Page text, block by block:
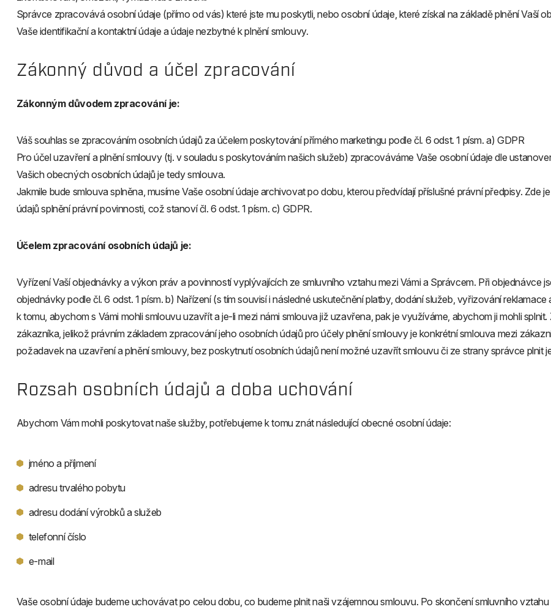
Správce zpracovává osobní údaje (přímo od vás) které jste mu poskytli, nebo osobní údaje, které získal na základě plnění Vaší
Vaše identifikační a kontaktní údaje a údaje nezbytné k plnění smlouvy.
Zákonný důvod a účel zpracování
Zákonným důvodem zpracování je:
Váš souhlas se zpracováním osobních údajů za účelem poskytování přímého marketingu podle čl. 6 odst. 1 písm. a) GDPR
Pro účel uzavření a plnění smlouvy (tj. v souladu s poskytováním našich služeb) zpracováváme Vaše osobní údaje dle
Vašich obecných osobních údajů je tedy smlouva.
Jakmile bude smlouva splněna, musíme Vaše osobní údaje archivovat po dobu, kterou předvídají příslušné právní předpisy.
údajů splnění právní povinnosti, což stanoví čl. 6 odst. 1 písm. c) GDPR.
Účelem zpracování osobních údajů je:
Vyřízení Vaší objednávky a výkon práv a povinností vyplývajících ze smluvního vztahu mezi Vámi a Správcem. Při
objednávky podle čl. 6 odst. 1 písm. b) Nařízení (s tím souvisí i následné uskutečnění platby, dodání služeb, vyřizování
k tomu, abychom s Vámi mohli smlouvu uzavřít a je-li mezi námi smlouva již uzavřena, pak je využíváme, abychom ji mohli
zákazníka, jelikož právním základem zpracování jeho osobních údajů pro účely plnění smlouvy je konkrétní smlouva mezi
požadavek na uzavření a plnění smlouvy, bez poskytnutí osobních údajů není možné uzavřít smlouvu či ze strany správce plnit
Rozsah osobních údajů a doba uchování
Abychom Vám mohli poskytovat naše služby, potřebujeme k tomu znát následující obecné osobní údaje:
jméno a příjmení
adresu trvalého pobytu
adresu dodání výrobků a služeb
telefonní číslo
e-mail
Vaše osobní údaje budeme uchovávat po celou dobu, co budeme plnit naši vzájemnou smlouvu. Po skončení smluvního